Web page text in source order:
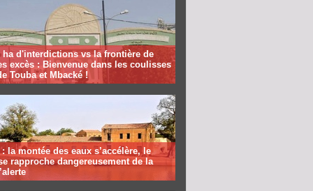
ha d'interdictions vs la frontière de
excès : Bienvenue dans les coulisses
Touba et Mbacké !
la montée des eaux s’accélère, le
rapproche dangereusement de la